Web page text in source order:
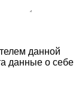
данной
данные о себе